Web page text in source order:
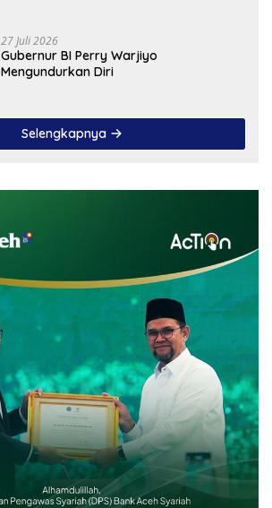
27 Juli 2026
Gubernur BI Perry Warjiyo
Mengundurkan Diri
Selengkapnya